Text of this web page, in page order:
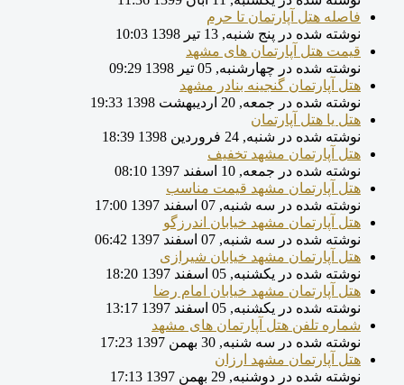
فاصله هتل آپارتمان تا حرم
نوشته شده در پنج شنبه, 13 تیر 1398 10:03
قیمت هتل آپارتمان های مشهد
نوشته شده در چهارشنبه, 05 تیر 1398 09:29
هتل آپارتمان گنجینه بنادر مشهد
نوشته شده در جمعه, 20 ارديبهشت 1398 19:33
هتل یا هتل آپارتمان
نوشته شده در شنبه, 24 فروردين 1398 18:39
هتل آپارتمان مشهد تخفیف
نوشته شده در جمعه, 10 اسفند 1397 08:10
هتل آپارتمان مشهد قیمت مناسب
نوشته شده در سه شنبه, 07 اسفند 1397 17:00
هتل آپارتمان مشهد خیابان اندرزگو
نوشته شده در سه شنبه, 07 اسفند 1397 06:42
هتل آپارتمان مشهد خیابان شیرازی
نوشته شده در یکشنبه, 05 اسفند 1397 18:20
هتل آپارتمان مشهد خیابان امام رضا
نوشته شده در یکشنبه, 05 اسفند 1397 13:17
شماره تلفن هتل آپارتمان های مشهد
نوشته شده در سه شنبه, 30 بهمن 1397 17:23
هتل آپارتمان مشهد ارزان
نوشته شده در دوشنبه, 29 بهمن 1397 17:13